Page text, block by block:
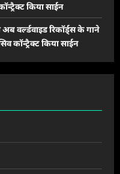
किया साईन
अब वर्ल्डवाइड रिकॉर्ड्स के गाने
कॉन्ट्रैक्ट किया साईन